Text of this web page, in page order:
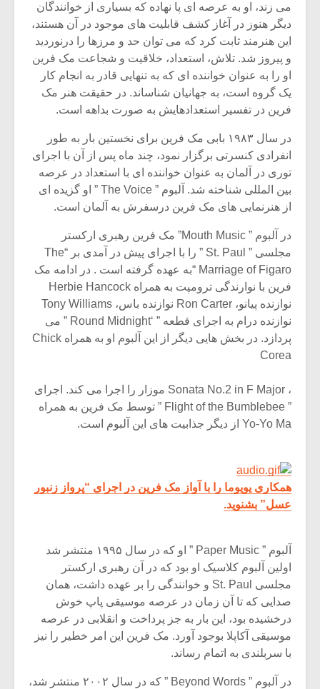
می زند، او به عرصه ای پا نهاده که بسیاری از خوانندگان
دیگر هنوز در آغاز کشف قابلیت های موجود در آن هستند،
این هنرمند ثابت کرد که می توان حد و مرزها را درنوردید
و پیروز شد. تلاش، استعداد، خلاقیت و شجاعت مک فرین
او را به عنوان خواننده ای که به تنهایی قادر به انجام کار
یک گروه است، به جهانیان شناساند. در حقیقت هنر مک
فرین در تفسیر استعدادهایش به صورت بداهه است.
در سال ۱۹۸۳ بابی مک فرین برای نخستین بار به طور
انفرادی کنسرتی برگزار نمود، چند ماه پس از آن با اجرای
توری در آلمان به عنوان خواننده ای با استعداد در عرصه
بین المللی شناخته شد. آلبوم ” The Voice ” او گزیده ای
از هنرنمایی های مک فرین درسفرش به آلمان است.
در آلبوم ” Mouth Music” مک فرین رهبری ارکستر
مجلسی ” St. Paul ” را با اجرای پیش در آمدی بر “The
Marriage of Figaro “به عهده گرفته است . در ادامه مک
فرین با نوارندگی ترومپت به همراه Herbie Hancock
نوازنده پیانو، Ron Carter نوازنده باس، Tony Williams
نوازنده درام به اجرای قطعه ” ‘Round Midnight ” می
پردازد. در بخش هایی دیگر از این آلبوم او به همراه Chick
Corea
، Sonata No.2 in F Major موزار را اجرا می کند. اجرای
” Flight of the Bumblebee ” توسط مک فرین به همراه
Yo-Yo Ma از دیگر جذابیت های این آلبوم است.
همکاری یویوما را با آواز مک فرین در اجرای “پرواز زنبور
عسل” بشنوید.
آلبوم ” Paper Music ” او که در سال ۱۹۹۵ منتشر شد
اولین آلبوم کلاسیک او بود که در آن رهبری ارکستر
مجلسی St. Paul و خوانندگی را بر عهده داشت، همان
صدایی که تا آن زمان در عرصه موسیقی پاپ خوش
درخشیده بود، این بار به جز پرداخت و انقلابی در عرصه
موسیقی آکاپلا بوجود آورد. مک فرین این امر خطیر را نیز
با سربلندی به اتمام رساند.
در آلبوم ” Beyond Words ” که در سال ۲۰۰۲ منتشر شد،
میکلوش روژا
یادداشتی بر موسیقی
متن فیلم «متری
شیش و نیم»
اگر نمی توانی
مشهورترین باشی،
بدنام ترین باش
موریس ژار
دوره
موسیقی
موسیقی